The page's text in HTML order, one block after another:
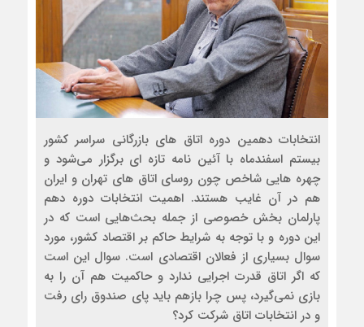
انتخابات دهمین دوره اتاق های بازرگانی سراسر کشور
بیستم اسفندماه با آئین نامه تازه ای برگزار می‌شود و
چهره هایی شاخص چون روسای اتاق های تهران و ایران
هم در آن غایب هستند. اهمیت انتخابات دوره دهم
پارلمان بخش خصوصی از جمله بحث‌هایی است که در
این دوره و با توجه به شرایط حاکم بر اقتصاد کشور، مورد
سوال بسیاری از فعالان اقتصادی است. سوال این است
که اگر اتاق قدرت اجرایی ندارد و حاکمیت هم آن را به
بازی نمی‌گیرد، پس چرا بازهم باید پای صندوق رای رفت
و در انتخابات اتاق شرکت کرد؟